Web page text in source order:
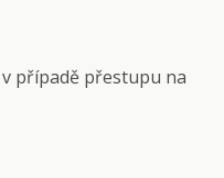
případě přestupu na